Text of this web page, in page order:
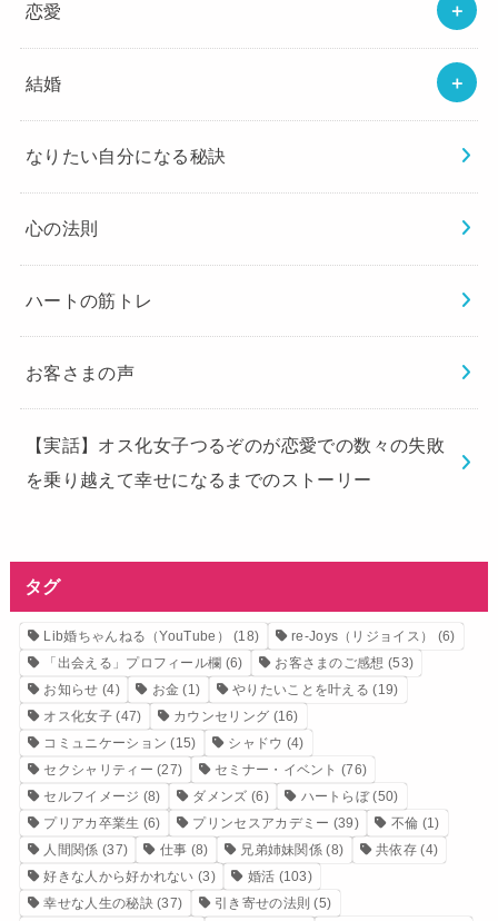
恋愛
結婚
なりたい自分になる秘訣
心の法則
ハートの筋トレ
お客さまの声
【実話】オス化女子つるぞのが恋愛での数々の失敗
を乗り越えて幸せになるまでのストーリー
タグ
Lib婚ちゃんねる（YouTube） (18) re-Joys（リジョイス）
(6)
「出会える」プロフィール欄 (6) お客さまのご感想 (53)
お知らせ (4) お金 (1) やりたいことを叶える (19)
オス化女子(47) カウンセリング (16)
コミュニケーション (15) シャドウ (4)
セクシャリティー (27) セミナー・イベント (76)
セルフイメージ (8) ダメンズ (6) ハートらぼ(50)
プリアカ卒業生 (6) プリンセスアカデミー (39) 不倫 (1)
人間関係 (37) 仕事 (8) 兄弟姉妹関係 (8) 共依存(4)
好きな人から好かれない (3) 婚活 (103)
幸せな人生の秘訣 (37) 引き寄せの法則 (5)